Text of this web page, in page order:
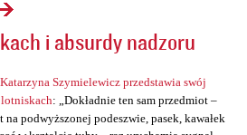
i absurdy nadzoru
Szymielewicz przedstawia swój
: „Dokładnie ten sam przedmiot –
na podwyższonej podeszwie, pasek, kawałek